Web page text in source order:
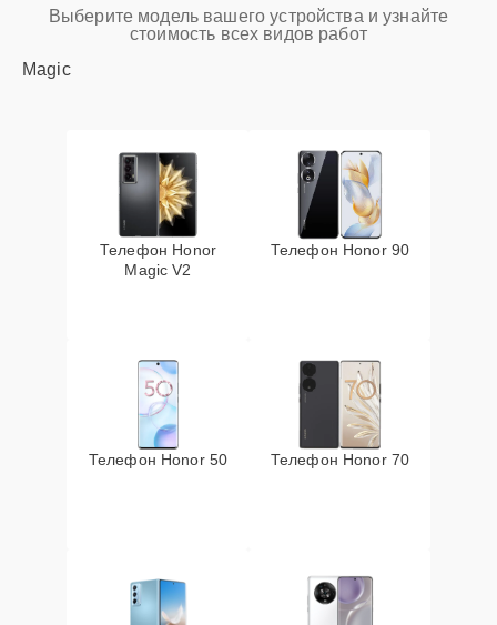
Выберите модель вашего устройства и узнайте
стоимость всех видов работ
Magic
Телефон Honor
Magic V2
Телефон Honor 90
Телефон Honor 50 Телефон Honor 70